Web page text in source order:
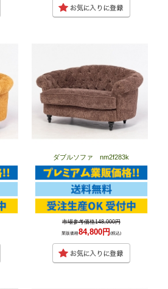
ダブルソファ nm2f283k
市場参考価格148,000円
業販価格84,800円(税込)